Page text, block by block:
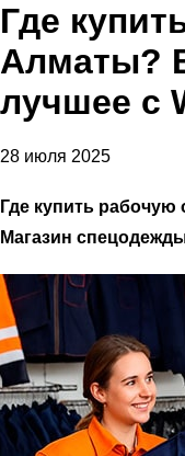
Где
Алматы?
лучшее с
28 июля 2025
Где купить
Магазин